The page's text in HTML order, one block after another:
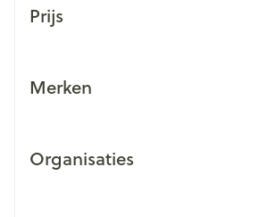
Prijs
Merken
Organisaties